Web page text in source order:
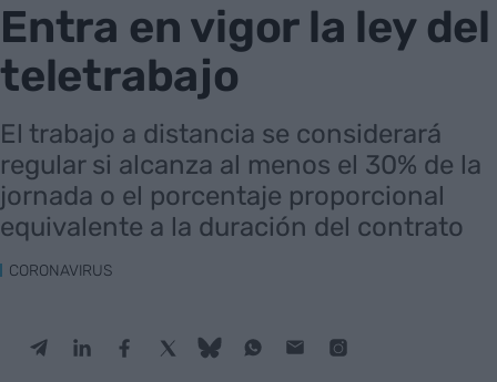
Entra en vigor la ley del
teletrabajo
El trabajo a distancia se considerará
regular si alcanza al menos el 30% de la
jornada o el porcentaje proporcional
equivalente a la duración del contrato
CORONAVIRUS